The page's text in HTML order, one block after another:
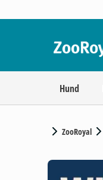
Hund
ZooRoyal